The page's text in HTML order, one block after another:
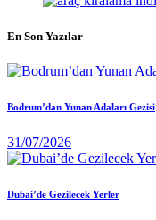
En Son Yazılar
Bodrum’dan Yunan Adaları Gezisi
31/07/2026
Dubai’de Gezilecek Yerler